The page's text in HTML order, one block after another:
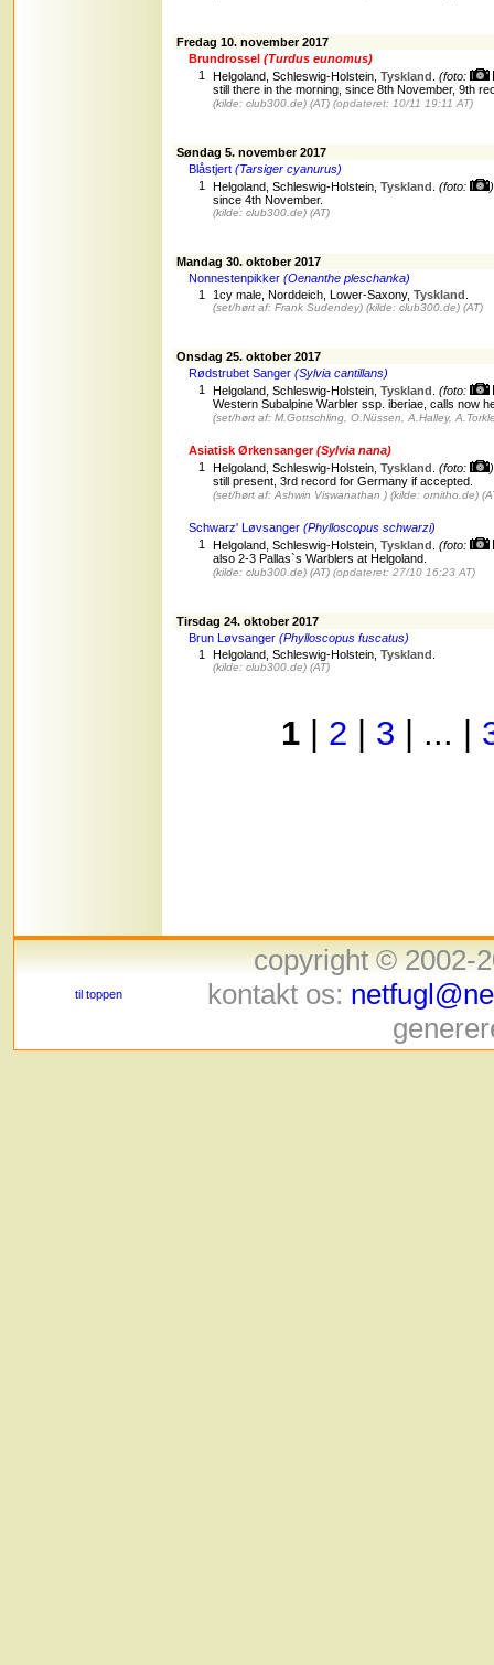
Fredag 10. november 2017
Brundrossel (Turdus eunomus)
1
Helgoland, Schleswig-Holstein, Tyskland (foto:
still there in the morning, since 8th November, 9th
(kilde: club300.de) (AT) (opdateret: 10/11 19:11 AT)
Søndag 5. november 2017
Blåstjert (Tarsiger cyanurus)
1
Helgoland, Schleswig-Holstein, Tyskland (foto:
)
since 4th November.
(kilde: club300.de) (AT)
Mandag 30. oktober 2017
Nonnestenpikker (Oenanthe pleschanka)
1
1cy male, Norddeich, Lower-Saxony, Tyskland
(set/hørt af: Frank Sudendey) (kilde: club300.de) (AT)
Onsdag 25. oktober 2017
Rødstrubet Sanger (Sylvia cantillans)
1
Helgoland, Schleswig-Holstein, Tyskland (foto:
Western Subalpine Warbler ssp. iberiae, calls now
(set/hørt af: M.Gottschling, O.Nüssen, A.Halley,
Asiatisk Ørkensanger(Sylvia nana)
1
Helgoland, Schleswig-Holstein, Tyskland (foto:
)
still present, 3rd record for Germany if accepted.
(set/hørt af: Ashwin Viswanathan ) (kilde: ornitho.de)
Schwarz' Løvsanger (Phylloscopus schwarzi)
1
Helgoland, Schleswig-Holstein, Tyskland (foto:
also 2-3 Pallas`s Warblers at Helgoland.
(kilde: club300.de) (AT) (opdateret: 27/10 16:23 AT)
Tirsdag 24. oktober 2017
Brun Løvsanger (Phylloscopus fuscatus)
1
Helgoland, Schleswig-Holstein, Tyskland
(kilde: club300.de) (AT)
1| 2 | 3 | ... |
til toppen
copyright © 2002-
kontakt os: